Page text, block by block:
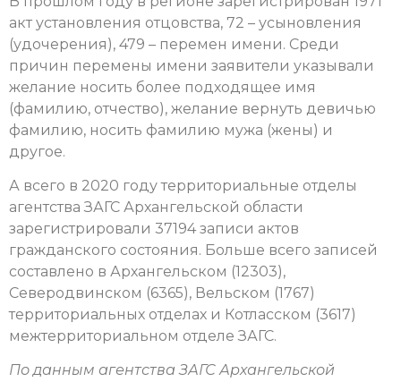
акт установления отцовства, 72 – усыновления
(удочерения), 479 – перемен имени. Среди
причин перемены имени заявители указывали
желание носить более подходящее имя
(фамилию, отчество), желание вернуть девичью
фамилию, носить фамилию мужа (жены) и
другое.
А всего в 2020 году территориальные отделы
агентства ЗАГС Архангельской области
зарегистрировали 37194 записи актов
гражданского состояния. Больше всего записей
составлено в Архангельском (12303),
Северодвинском (6365), Вельском (1767)
территориальных отделах и Котласском (3617)
межтерриториальном отделе ЗАГС.
По данным агентства ЗАГС Архангельской